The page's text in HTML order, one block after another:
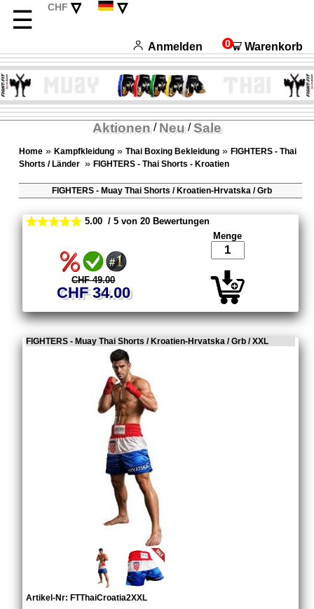
☰ CHF ▿ ▿
Italiano
Español
Anmelden 0 Warenkorb
Aktionen/ Neu/Sale
Home »Kampfkleidung »Thai Boxing Bekleidung »FIGHTERS - Thai
Shorts / Länder »FIGHTERS - Thai Shorts - Kroatien
FIGHTERS - Muay Thai Shorts / Kroatien-Hrvatska / Grb
5.00 / 5 von 20 Bewertungen
CHF 49.00
CHF 34.00
Menge
FIGHTERS - Muay Thai Shorts / Kroatien-Hrvatska / Grb / XXL
Artikel-Nr: FTThaiCroatia2XXL